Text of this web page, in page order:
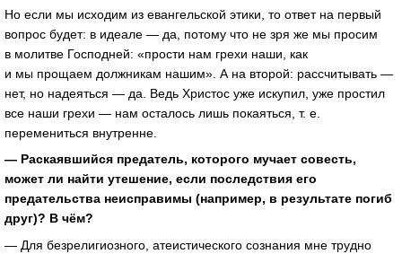
Но если мы исходим из евангельской этики, то ответ на первый
вопрос будет: в идеале — да, потому что не зря же мы просим
в молитве Господней: «прости нам грехи наши, как
и мы прощаем должникам нашим». А на второй: рассчитывать —
нет, но надеяться — да. Ведь Христос уже искупил, уже простил
все наши грехи — нам осталось лишь покаяться, т. е.
перемениться внутренне.
— Раскаявшийся предатель, которого мучает совесть,
может ли найти утешение, если последствия его
предательства неисправимы (например, в результате погиб
друг)? В чём?
— Для безрелигиозного, атеистического сознания мне трудно